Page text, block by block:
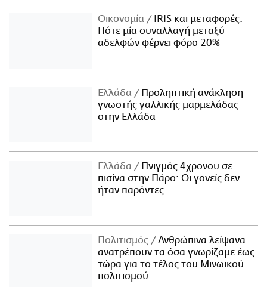
Οικονομία
IRIS και μεταφορές:
Πότε μία συναλλαγή μεταξύ
αδελφών φέρνει φόρο 20%
Ελλάδα
Προληπτική ανάκληση
γνωστής γαλλικής μαρμελάδας
στην Ελλάδα
Ελλάδα
Πνιγμός 4χρονου σε
πισίνα στην Πάρο: Οι γονείς δεν
ήταν παρόντες
Πολιτισμός
Ανθρώπινα λείψανα
ανατρέπουν τα όσα γνωρίζαμε έως
τώρα για το τέλος του Μινωικού
πολιτισμού